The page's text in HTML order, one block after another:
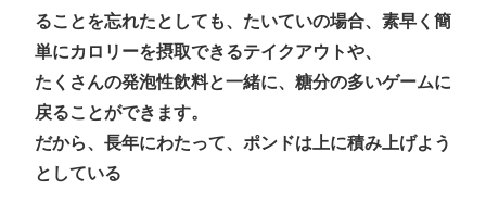
ることを忘れたとしても、たいていの場合、素早く簡
単にカロリーを摂取できるテイクアウトや、
たくさんの発泡性飲料と一緒に、糖分の多いゲームに
戻ることができます。
だから、長年にわたって、ポンドは上に積み上げよう
としている